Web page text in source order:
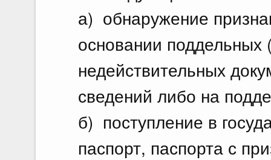
а) обнаружение
основании
недействительных
сведений либо на
б) поступление в
паспорт, паспорта с